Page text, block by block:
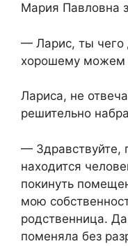
Мария Павловна
— Ларис, ты
хорошему можем
Лариса, не
решительно
— Здравствуйте,
находится
покинуть
мою
родственница.
поменяла без